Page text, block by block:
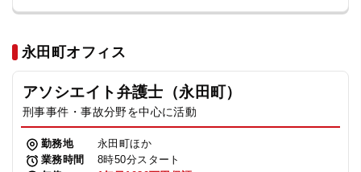
永田町オフィス
アソシエイト弁護士（永田町）
刑事事件・事故分野を中心に活動
勤務地
永田町ほか
業務時間
8時50分スタート